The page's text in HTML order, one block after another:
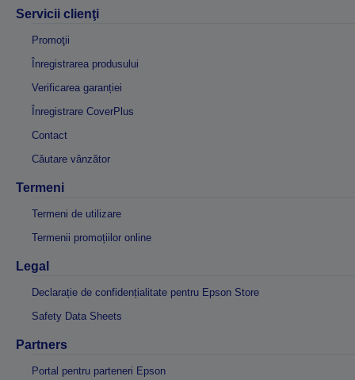
Servicii clienţi
Promoţii
Înregistrarea produsului
Verificarea garanției
Înregistrare CoverPlus
Contact
Căutare vânzător
Termeni
Termeni de utilizare
Termenii promoțiilor online
Legal
Declarație de confidențialitate pentru Epson Store
Safety Data Sheets
Partners
Portal pentru parteneri Epson